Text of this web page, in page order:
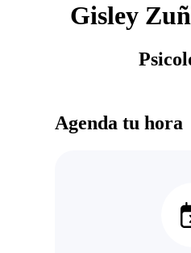
Gisley
Agenda tu hora